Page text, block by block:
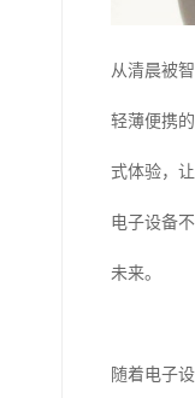
从清晨被
轻薄便携
式体验，
电子设备
未来。
随着电子